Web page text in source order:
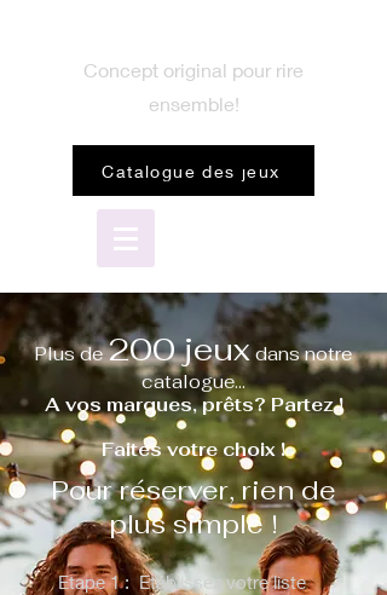
Concept original pour rire
ensemble!
Catalogue des jeux
Plus de200 jeux dans notre
catalogue...
A vos marques, prêts? Partez !
Faites votre choix !
Pour réserver, rien de
plus simple !
Etape 1 : Etablissez votre liste